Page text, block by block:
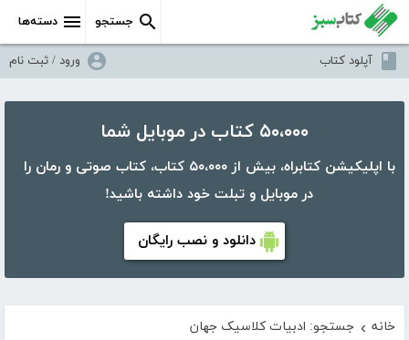
دسته‌ها جستجو
آپلود کتاب ورود / ثبت نام
۵۰،۰۰۰ کتاب در موبایل شما
با اپلیکیشن کتابراه، بیش از ۵۰،۰۰۰ کتاب، کتاب صوتی و رمان را
در موبایل و تبلت خود داشته باشید!
دانلود و نصب رایگان
خانه › جستجو: ادبیات کلاسیک جهان